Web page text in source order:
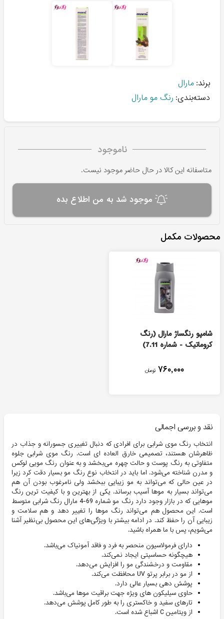
برند: مارال
دسته‌بندی: رنگ مو مارال
ناموجود
متاسفانه این کالا در حال حاضر موجود نیست.
موجود شد به من اطلاع بده
محصولات مکمل
شامپو رنگساژ مارال (رنگ
کروماتیک - شماره 7.11)
۷۶۰,۰۰۰ تومان
نقد و بررسی اجمالی
انتخاب رنگ موی شرابی برای افرادی که دنبال تغییری جسورانه و جذاب در
ظاهرشان هستند، تصمیمی خارق‌ العاده ای است. رنگ موی شرابی جلوه
متفاوتی به رنگ پوست و حالت چهره می‌بخشد و به عنوان رنگ مویی لوکس
و مدرن شناخته می‌شود. اما باید در انتخاب نوع رنگ مو بسیار دقت کرد زیرا
در عین حالی که می‌تواند به مو زیبایی ببخشد ولی نامرغوب بودن آن هم
می‌تواند بسیار به موها آسیب برساند. یکی از بهترین و با کیفیت ترین رنگ
موهایی که در بازار وجود دارد رنگ مو شماره 69-4 مارال رنگ شرابی متوسط
است. این محصول هم می‌تواند رنگ موها را تغییر دهد و هم سلامت و
زیبایی آن را حفظ کند. در ادامه بیشتر با ویژگی‌های این محصول بی‌نظیر آشنا
می‌شویم، پس با ما همراه باشید.
دارای فرمولاسیون منحصر به فرد و فاقد آمونیاک می‌باشد.
هیچگونه حساسیتی ایجاد نمی‌کند.
مقاومت و درخشندگی مو را افزایش می‌دهد.
از مو در برابر پرتو UV محافظت می‌کند.
پوشش دهی بسیار عالی دارد.
حاوی سیلیکون های ویژه جهت براقیت موها می‌باشد.
تارهای سفید و خاکستری را به طور کامل پوشش می‌دهد.
از ویتامین C اشباع شده است.